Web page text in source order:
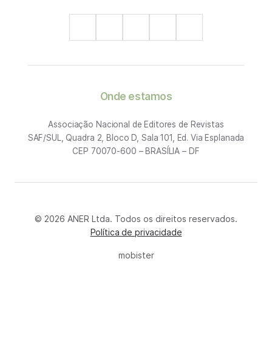
Onde estamos
Associação Nacional de Editores de Revistas
SAF/SUL, Quadra 2, Bloco D, Sala 101, Ed. Via Esplanada
CEP 70070-600 – BRASÍLIA – DF
© 2026 ANER Ltda. Todos os direitos reservados.
Política de privacidade
mobister